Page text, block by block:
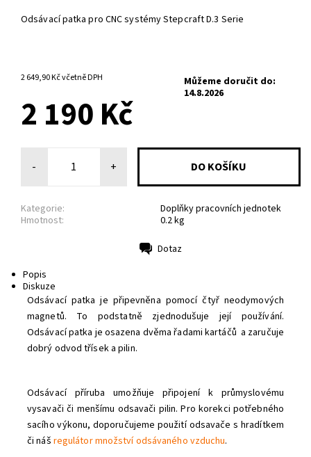
Odsávací patka pro CNC systémy Stepcraft D.3 Serie
2 649,90 Kč včetně DPH
Můžeme doručit do:
14.8.2026
2 190 Kč
- +
Kategorie:
Doplňky pracovních jednotek
Hmotnost:
0.2 kg
Dotaz
Popis
Diskuze
Odsávací patka je připevněna pomocí čtyř neodymových
magnetů. To podstatně zjednodušuje její používání.
Odsávací patka je osazena dvěma řadami kartáčů a zaručuje
dobrý odvod třísek a pilin.
Odsávací příruba umožňuje připojení k průmyslovému
vysavači či menšímu odsavači pilin. Pro korekci potřebného
sacího výkonu, doporučujeme použití odsavače s hradítkem
či náš regulátor množství odsávaného vzduchu.
Odeslat